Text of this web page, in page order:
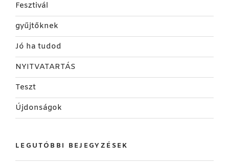
Fesztivál
gyűjtőknek
Jó ha tudod
NYITVATARTÁS
Teszt
Újdonságok
LEGUTÓBBI BEJEGYZÉSEK